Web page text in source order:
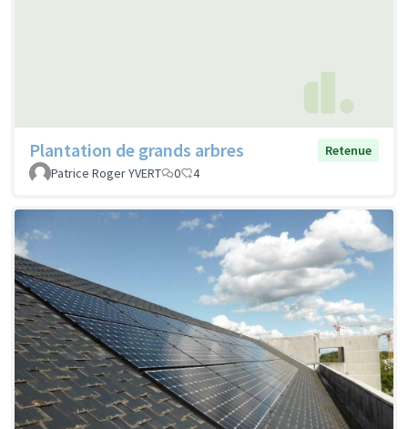
Plantation de grands arbres
Retenue
Patrice Roger YVERT
0 4